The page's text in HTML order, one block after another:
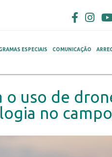
ESPECIAIS COMUNICAÇÃO
o uso de
no campo